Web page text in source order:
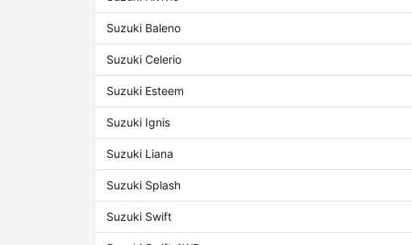
Suzuki Baleno
Suzuki Celerio
Suzuki Esteem
Suzuki Ignis
Suzuki Liana
Suzuki Splash
Suzuki Swift